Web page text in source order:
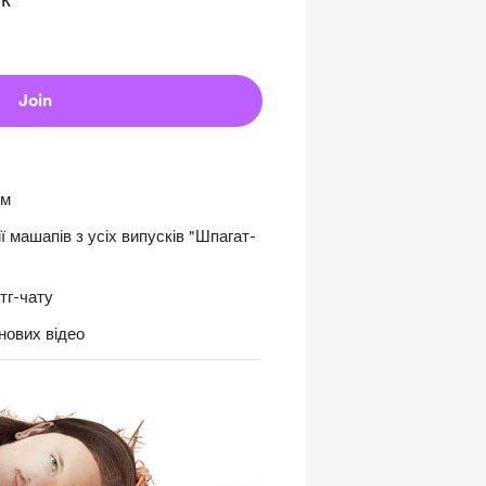
Join
машапів з усіх випусків "Шпагат-
чату
відео